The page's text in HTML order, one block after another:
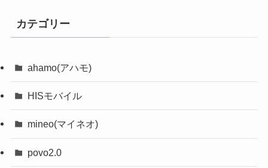
カテゴリー
ahamo(アハモ)
HISモバイル
mineo(マイネオ)
povo2.0